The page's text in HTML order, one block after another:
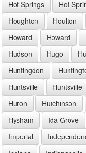
Hot Springs
Hot
Houghton
Houlton
Howard
Howard
Hudson
Hugo
Huntingdon
Huntsville
Huntsville
Huron
Hutchinson
Hysham
Ida Grove
Imperial